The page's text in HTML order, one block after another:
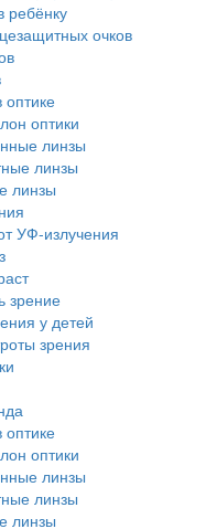
ребёнку
очков
оптики
линзы
линзы
линзы
УФ-излучения
зрение
у детей
зрения
оптики
линзы
линзы
линзы